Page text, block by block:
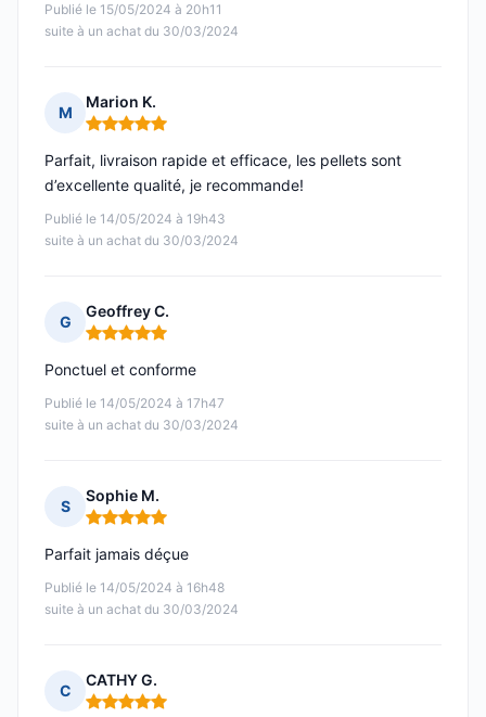
Publié le 15/05/2024 à 20h11
suite à un achat du 30/03/2024
M
Marion K.
Note : 5 sur 5
Publié le 14/05/2024 à 19h43
suite à un achat du 30/03/2024
Parfait, livraison rapide et efficace, les pellets sont
d’excellente qualité, je recommande!
G
Geoffrey C.
Note : 5 sur 5
Publié le 14/05/2024 à 17h47
suite à un achat du 30/03/2024
Ponctuel et conforme
S
Sophie M.
Note : 5 sur 5
Publié le 14/05/2024 à 16h48
suite à un achat du 30/03/2024
Parfait jamais déçue
C
CATHY G.
Note : 5 sur 5